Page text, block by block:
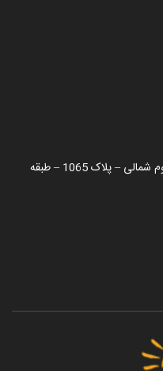
بزرگراه رسالت – بین 16 متری اول و دوم شمالی – پلاک 1065 – طبقه